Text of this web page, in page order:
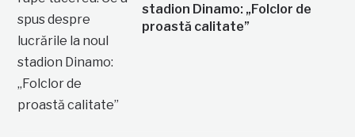
stadion Dinamo: „Folclor de
proastă calitate”